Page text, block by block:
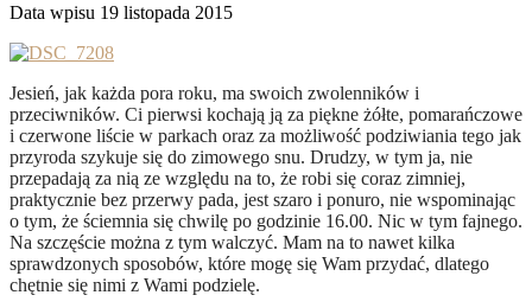
Data wpisu 19 listopada 2015
Jesień, jak każda pora roku, ma swoich zwolenników i
przeciwników. Ci pierwsi kochają ją za piękne żółte, pomarańczowe
i czerwone liście w parkach oraz za możliwość podziwiania tego jak
przyroda szykuje się do zimowego snu. Drudzy, w tym ja, nie
przepadają za nią ze względu na to, że robi się coraz zimniej,
praktycznie bez przerwy pada, jest szaro i ponuro, nie wspominając
o tym, że ściemnia się chwilę po godzinie 16.00. Nic w tym fajnego.
Na szczęście można z tym walczyć. Mam na to nawet kilka
sprawdzonych sposobów, które mogę się Wam przydać, dlatego
chętnie się nimi z Wami podzielę.